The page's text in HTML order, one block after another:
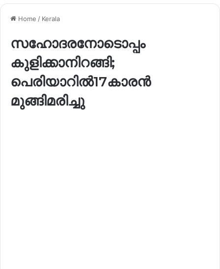
Home / Kerala
സഹോദരനോടൊപ്പം
കുളിക്കാനിറങ്ങി;
പെരിയാറിൽ17കാരൻ
മുങ്ങിമരിച്ചു